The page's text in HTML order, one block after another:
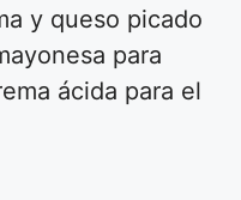
y queso picado
para
ácida para el